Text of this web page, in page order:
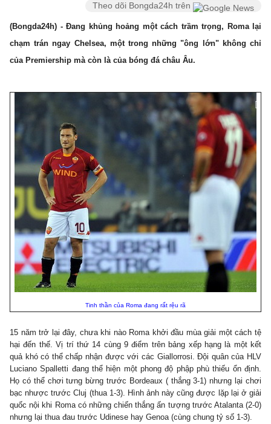
Theo dõi Bongda24h trên
(Bongda24h) - Đang khủng hoảng một cách trầm trọng, Roma lại
chạm trán ngay Chelsea, một trong những "ông lớn" không chỉ
của Premiership mà còn là của bóng đá châu Âu.
Tinh thần của Roma đang rất rệu rã
15 năm trở lại đây, chưa khi nào Roma khởi đầu mùa giải một cách tệ
hại đến thế. Vị trí thứ 14 cùng 9 điểm trên bảng xếp hạng là một kết
quả khó có thể chấp nhận được với các Giallorrosi. Đội quân của HLV
Luciano Spalletti đang thể hiện một phong độ phập phù thiếu ổn định.
Họ có thể chơi tưng bừng trước Bordeaux ( thắng 3-1) nhưng lại chơi
bạc nhược trước Cluj (thua 1-3). Hình ảnh này cũng được lặp lại ở giải
quốc nội khi Roma có những chiến thắng ấn tượng trước Atalanta (2-0)
nhưng lại thua đau trước Udinese hay Genoa (cùng chung tỷ số 1-3).